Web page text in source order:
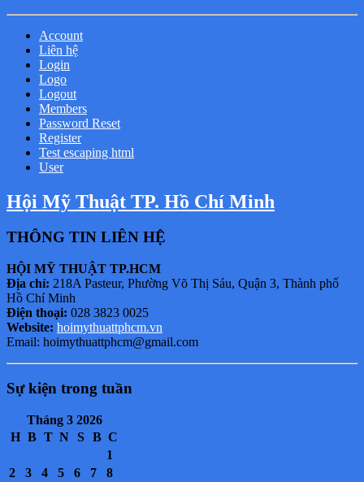
Account
Liên hệ
Login
Logo
Logout
Members
Password Reset
Register
Test escaping html
User
Hội Mỹ Thuật TP. Hồ Chí Minh
THÔNG TIN LIÊN HỆ
HỘI MỸ THUẬT TP.HCM
Địa chỉ: 218A Pasteur, Phường Võ Thị Sáu, Quận 3, Thành phố
Hồ Chí Minh
Điện thoại: 028 3823 0025
Website: hoimythuattphcm.vn
Email: hoimythuattphcm@gmail.com
Sự kiện trong tuần
Tháng 3 2026
H B T N S B C
1
2
3 4 5 6 7
8